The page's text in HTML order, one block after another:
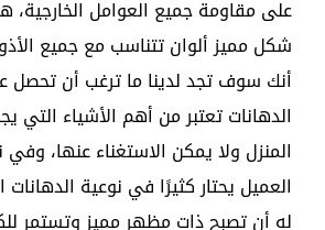
على مقاومة جميع العوامل الخارجية،
شكل مميز ألوان تتناسب مع جميع
أنك سوف تجد لدينا ما ترغب أن تحصل
الدهانات تعتبر من أهم الأشياء
المنزل ولا يمكن الاستغناء عنها،
العميل يحتار كثيرًا في نوعية
له أن تصبح ذات مظهر مميز وتستمر